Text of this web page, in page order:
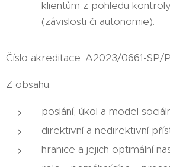
klientům z pohledu
(závislosti či autonomie).
Číslo akreditace: A2023/0661-SP/
Z obsahu:
poslání, úkol a model
direktivní a nedirektivní
hranice a jejich optimální